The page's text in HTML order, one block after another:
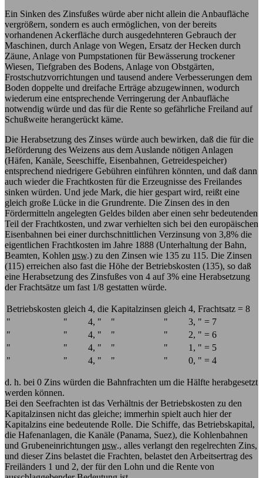
Ein Sinken des Zinsfußes würde aber nicht allein die Anbaufläche
vergrößern, sondern es auch ermöglichen, von der bereits
vorhandenen Ackerfläche durch ausgedehnteren Gebrauch der
Maschinen, durch Anlage von Wegen, Ersatz der Hecken durch
Zäune, Anlage von Pumpstationen für Bewässerung trockener
Wiesen, Tiefgraben des Bodens, Anlage von Obstgärten,
Frostschutzvorrichtungen und tausend andere Verbesserungen dem
Boden doppelte und dreifache Erträge abzugewinnen, wodurch
wiederum eine entsprechende Verringerung der Anbaufläche
notwendig würde und das für die Rente so gefährliche Freiland auf
Schußweite herangerückt käme.
Die Herabsetzung des Zinses würde auch bewirken, daß die für die
Beförderung des Weizens aus dem Auslande nötigen Anlagen
(Häfen, Kanäle, Seeschiffe, Eisenbahnen, Getreidespeicher)
entsprechend niedrigere Gebühren einführen könnten, und daß dann
auch wieder die Frachtkosten für die Erzeugnisse des Freilandes
sinken würden. Und jede Mark, die hier gespart wird, reißt eine
gleich große Lücke in die Grundrente. Die Zinsen des in den
Fördermitteln angelegten Geldes bilden aber einen sehr bedeutenden
Teil der Frachtkosten, und zwar verhielten sich bei den europäischen
Eisenbahnen bei einer durchschnittlichen Verzinsung von 3,8% die
eigentlichen Frachtkosten im Jahre 1888 (Unterhaltung der Bahn,
Beamten, Kohlen usw.) zu den Zinsen wie 135 zu 115. Die Zinsen
(115) erreichen also fast die Höhe der Betriebskosten (135), so daß
eine Herabsetzung des Zinsfußes von 4 auf 3% eine Herabsetzung
der Frachtsätze um fast 1/8 gestatten würde.
Betriebskosten gleich 4, die Kapitalzinsen gleich 4, Frachtsatz = 8
"
" 4, " " " 3, " = 7
"
" 4, " " " 2, " = 6
"
" 4, " " " 1, " = 5
"
" 4, " " " 0, " = 4
d. h. bei 0 Zins würden die Bahnfrachten um die Hälfte herabgesetzt
werden können.
Bei den Seefrachten ist das Verhältnis der Betriebskosten zu den
Kapitalzinsen nicht das gleiche; immerhin spielt auch hier der
Kapitalzins eine bedeutende Rolle. Die Schiffe, das Betriebskapital,
die Hafenanlagen, die Kanäle (Panama, Suez), die Kohlenbahnen
und Grubeneinrichtungen usw., alles verlangt den regelrechten Zins,
und dieser Zins belastet die Frachten, belastet den Arbeitsertrag des
Freiländers 1 und 2, der für den Lohn und die Rente von